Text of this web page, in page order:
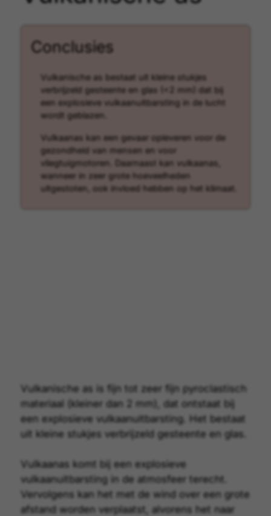
Vulkanische as is fijn tot zeer fijn pyroclastisch
materiaal (kleiner dan 2 mm), dat ontstaat bij
een explosieve vulkaanuitbarsting. Het bestaat
uit kleine stukjes verbrijzeld gesteente en glas.
Vulkaanas komt bij een explosieve
vulkaanuitbarsting in de atmosfeer terecht.
Vervolgens kan het met de wind over een grote
afstand worden verplaatst, alvorens het naar
Conclusies
Vulkanische as bestaat uit kleine stukjes
verbrijzeld gesteente en glas (<2 mm) dat bij
een explosieve vulkaanuitbarsting in de lucht
wordt geblazen.
Vulkaanas kan een gevaar opleveren voor de
gezondheid van mensen en voor
vliegtuigmotoren. Daarnaast kan vulkaanas,
wanneer in zeer grote hoeveelheden
uitgestoten, ook invloed hebben op het klimaat.